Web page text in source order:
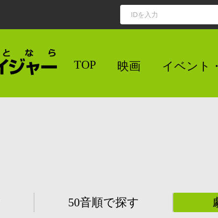
TOP 映画 イベント
50音順で探す